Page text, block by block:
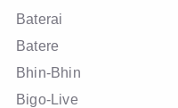
Baterai
Batere
Bhin-Bhin
Bigo-Live